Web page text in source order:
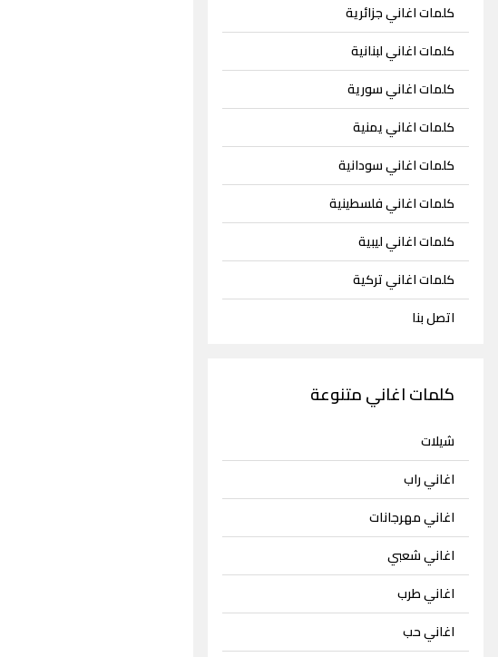
كلمات اغاني جزائرية
كلمات اغاني لبنانية
كلمات اغاني سورية
كلمات اغاني يمنية
كلمات اغاني سودانية
كلمات اغاني فلسطينية
كلمات اغاني ليبية
كلمات اغاني تركية
اتصل بنا
كلمات اغاني متنوعة
شيلات
اغاني راب
اغاني مهرجانات
اغاني شعبي
اغاني طرب
اغاني حب